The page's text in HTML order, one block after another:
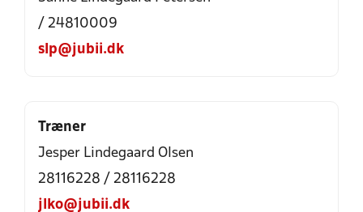
/ 24810009
slp@jubii.dk
Træner
Jesper Lindegaard Olsen
28116228 / 28116228
jlko@jubii.dk